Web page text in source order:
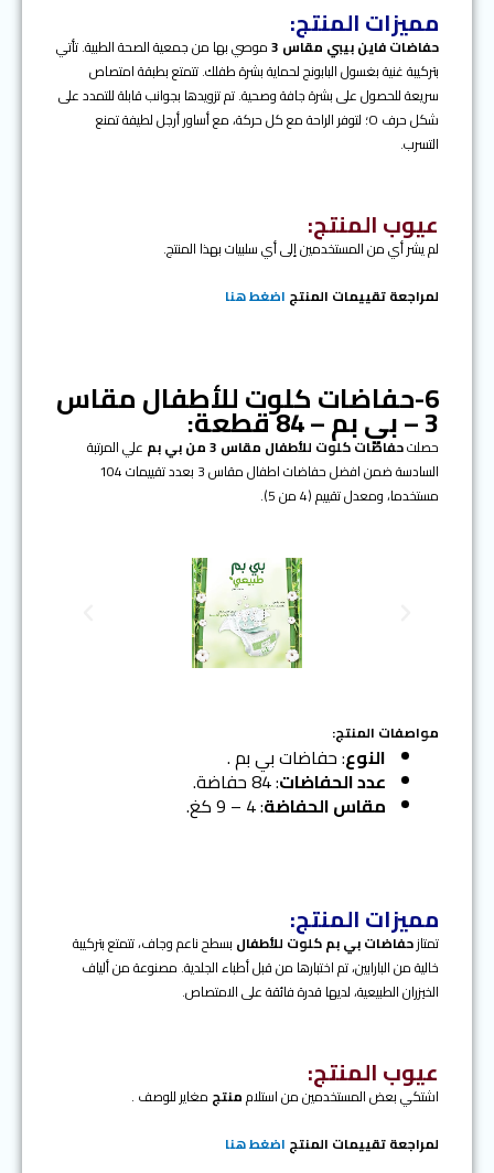
مميزات المنتج:
حفاضات فاين بيبي مقاس 3
موصي بها من جمعية الصحة الطبية. تأتي
بتركيبة غنية بغسول البابونج لحماية بشرة طفلك. تتمتع بطبقة امتصاص
سريعة للحصول على بشرة جافة وصحية. تم تزويدها بجوانب قابلة للتمدد على
شكل حرف O؛ لتوفر الراحة مع كل حركة، مع أساور أرجل لطيفة تمنع
التسرب.
عيوب المنتج:
لم يشر أي من المستخدمين إلى أي سلبيات بهذا المنتج.
لمراجعة تقييمات المنتج اضغط هنا
6-حفاضات كلوت للأطفال مقاس3 – بي بم – 84 قطعة:
حصلتحفاضات كلوت للأطفال مقاس 3 من بي بم
علي المرتبة
السادسة ضمن افضل حفاضات اطفال مقاس 3 بعدد تقييمات 104
مستخدما، ومعدل تقييم (4 من 5).
o
u
s
مواصفات المنتج:
النوع: حفاضات بي بم .
عدد الحفاضات: 84 حفاضة.
مقاس الحفاضة: 4 – 9 كغ.
مميزات المنتج:
تمتازحفاضاتبي بمكلوت للأطفال بسطح ناعم وجاف، تتمتع بتركيبة
خالية من البارابين، تم اختبارها من قبل أطباء الجلدية. مصنوعة من ألياف
الخيزران الطبيعية، لديها قدرة فائقة على الامتصاص.
عيوب المنتج:
اشتكي بعض المستخدمين من استلاممنتج مغاير للوصف .
لمراجعة تقييمات المنتج اضغط هنا